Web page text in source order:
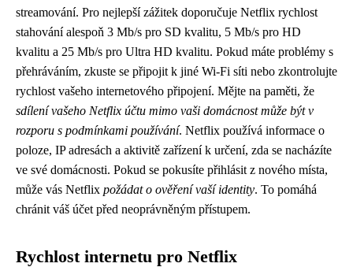
streamování. Pro nejlepší zážitek doporučuje Netflix rychlost
stahování alespoň 3 Mb/s pro SD kvalitu, 5 Mb/s pro HD
kvalitu a 25 Mb/s pro Ultra HD kvalitu. Pokud máte problémy s
přehráváním, zkuste se připojit k jiné Wi-Fi síti nebo zkontrolujte
rychlost vašeho internetového připojení. Mějte na paměti, že
sdílení vašeho Netflix účtu mimo vaši domácnost může být v
rozporu s podmínkami používání. Netflix používá informace o
poloze, IP adresách a aktivitě zařízení k určení, zda se nacházíte
ve své domácnosti. Pokud se pokusíte přihlásit z nového místa,
může vás Netflix požádat o ověření vaší identity. To pomáhá
chránit váš účet před neoprávněným přístupem.
Rychlost internetu pro Netflix